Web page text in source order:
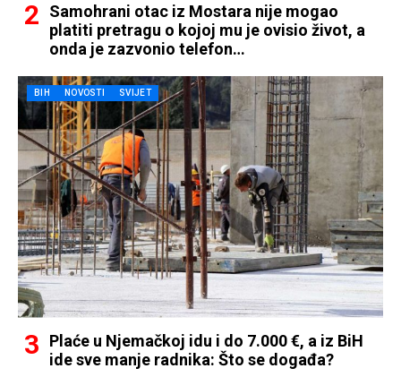
Samohrani otac iz Mostara nije mogao
platiti pretragu o kojoj mu je ovisio život, a
onda je zazvonio telefon…
BIH NOVOSTI SVIJET
Plaće u Njemačkoj idu i do 7.000 €, a iz BiH
ide sve manje radnika: Što se događa?